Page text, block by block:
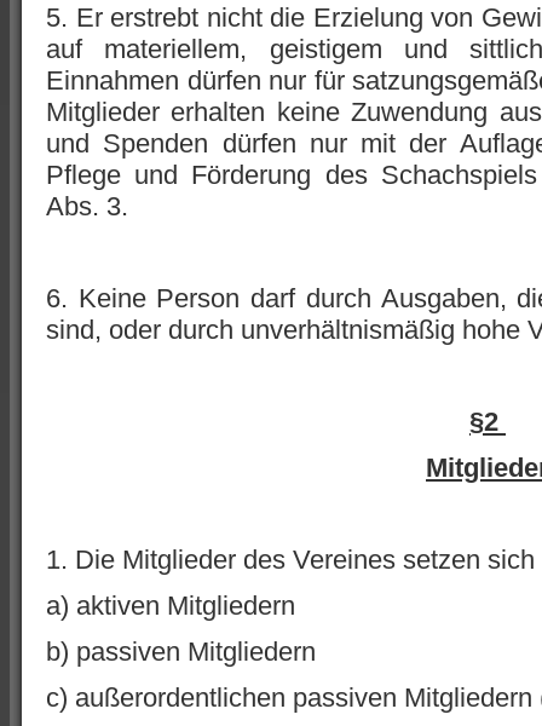
5. Er erstrebt nicht die Erzielung von
auf materiellem, geistigem und
Einnahmen dürfen nur für
Mitglieder erhalten keine Zuwendung
und Spenden dürfen nur mit der
Pflege und Förderung des
Abs. 3.
6. Keine Person darf durch Ausgaben,
sind, oder durch unverhältnismäßig hohe
§2
1. Die Mitglieder des Vereines setzen
a) aktiven Mitgliedern
b) passiven Mitgliedern
c) außerordentlichen passiven